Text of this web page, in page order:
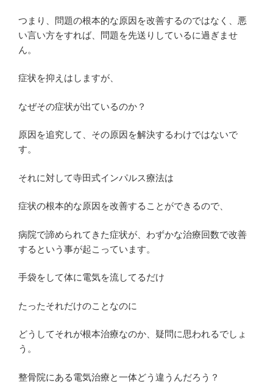
つまり、問題の根本的な原因を改善するのではなく、悪
い言い方をすれば、問題を先送りしているに過ぎませ
ん。
症状を抑えはしますが、
なぜその症状が出ているのか？
原因を追究して、その原因を解決するわけではないで
す。
それに対して寺田式インパルス療法は
症状の根本的な原因を改善することができるので、
病院で諦められてきた症状が、わずかな治療回数で改善
するという事が起こっています。
手袋をして体に電気を流してるだけ
たったそれだけのことなのに
どうしてそれが根本治療なのか、疑問に思われるでしょ
う。
整骨院にある電気治療と一体どう違うんだろう？